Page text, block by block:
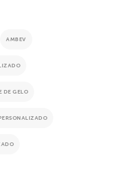
AMBEV
DE GELO